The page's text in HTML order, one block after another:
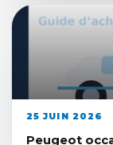
25 JUIN 2026
Peugeot